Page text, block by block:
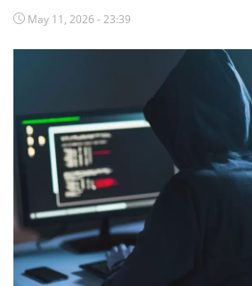
Maraqlı
May 11, 2026 - 23:39